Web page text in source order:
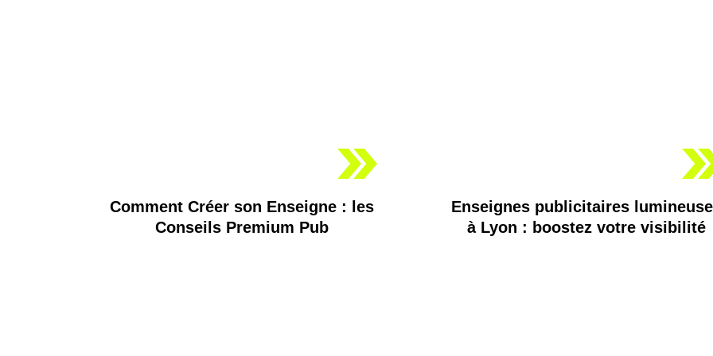
Comment Créer son Enseigne : les
Conseils Premium Pub
Enseignes publicitaires
à Lyon : boostez votre visibilité